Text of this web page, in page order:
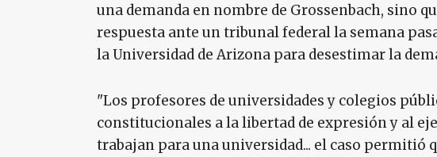
una demanda en nombre de Grossenbach, sino
respuesta ante un tribunal federal la semana
la Universidad de Arizona para desestimar la
"Los profesores de universidades y colegios
constitucionales a la libertad de expresión y al
trabajan para una universidad... el caso permitió